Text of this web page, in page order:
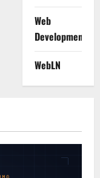
Web
Development
WebLN